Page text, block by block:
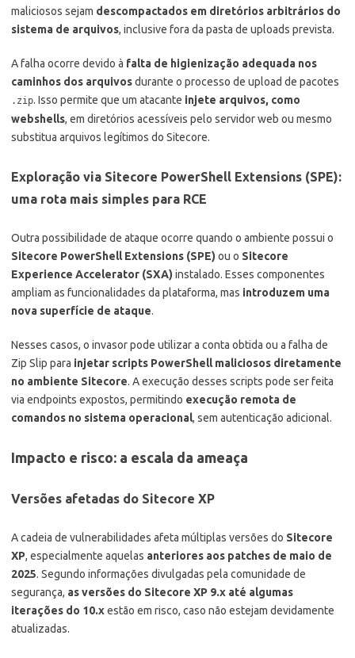
maliciosos sejam descompactados em diretórios arbitrários do
sistema de arquivos, inclusive fora da pasta de uploads prevista.
A falha ocorre devido à falta de higienização adequada nos
caminhos dos arquivosdurante o processo de upload de pacotes
.zip. Isso permite que um atacante injete arquivos, como
webshells, em diretórios acessíveis pelo servidor web ou mesmo
substitua arquivos legítimos do Sitecore.
Exploração via Sitecore PowerShell Extensions (SPE):
uma rota mais simples para RCE
Outra possibilidade de ataque ocorre quando o ambiente possui o
Sitecore PowerShell Extensions (SPE) ou o Sitecore
Experience Accelerator (SXA) instalado. Esses componentes
ampliam as funcionalidades da plataforma, mas introduzem uma
nova superfície de ataque.
Nesses casos, o invasor pode utilizar a conta obtida ou a falha de
Zip Slip para injetar scripts PowerShell maliciosos diretamente
no ambiente Sitecore. A execução desses scripts pode ser feita
via endpoints expostos, permitindo execução remota de
comandos no sistema operacional, sem autenticação adicional.
Impacto e risco: a escala da ameaça
Versões afetadas do Sitecore XP
A cadeia de vulnerabilidades afeta múltiplas versões do Sitecore
XP, especialmente aquelas anteriores aos patches de maio de
2025. Segundo informações divulgadas pela comunidade de
segurança, as versões do Sitecore XP 9.x até algumas
iterações do 10.xestão em risco, caso não estejam devidamente
atualizadas.